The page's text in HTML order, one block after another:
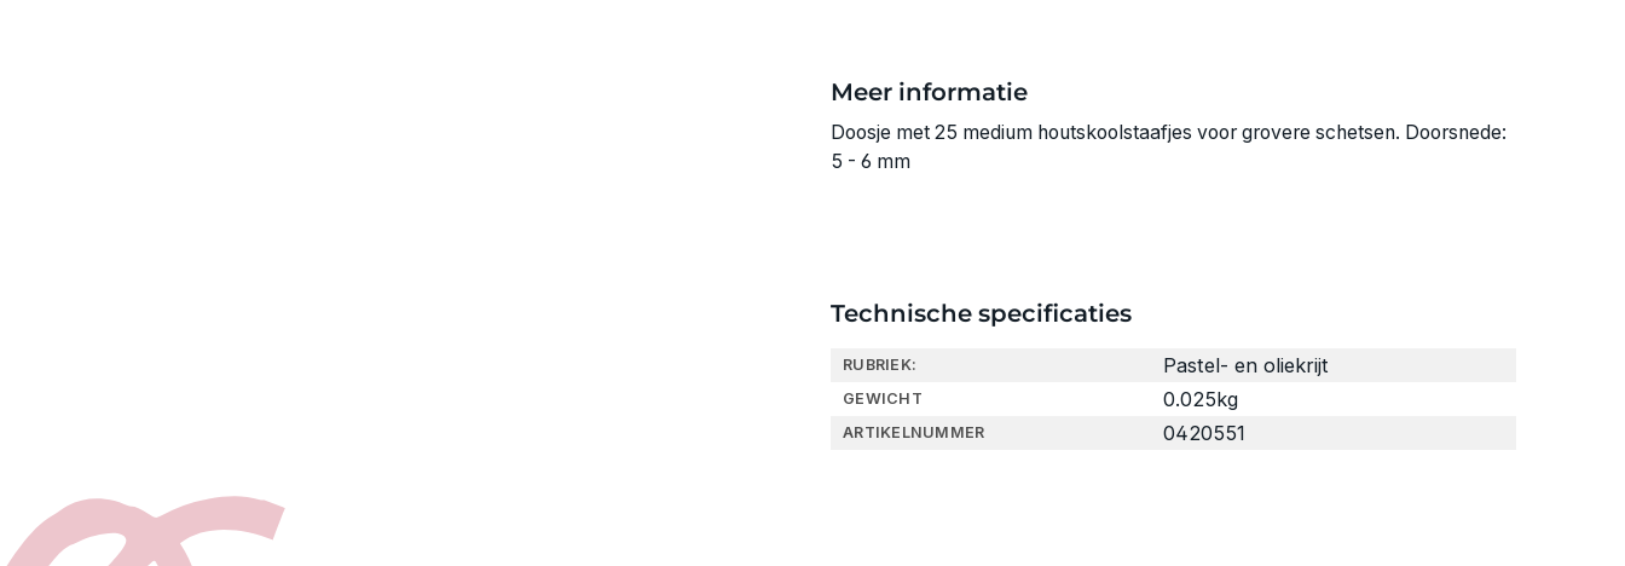
Meer informatie
Doosje met 25 medium houtskoolstaafjes voor grovere schetsen. Doorsnede:
5 - 6 mm
Technische specificaties
RUBRIEK: Pastel- en oliekrijt
GEWICHT 0.025kg
ARTIKELNUMMER 0420551